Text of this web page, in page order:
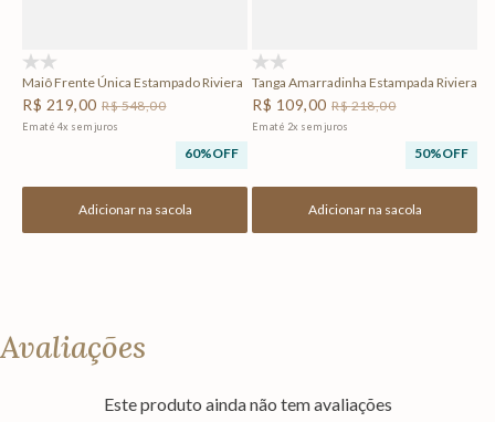
Maiô Frente Única Estampado Riviera
R$ 219,00 R$548,00
Em até 4x sem juros
60%OFF
Adicionar na sacola
Tanga Amarradinha Estampada Riviera
R$ 109,00 R$218,00
Em até 2x sem juros
50%OFF
Adicionar na sacola
Avaliações
Este produto ainda não tem avaliações